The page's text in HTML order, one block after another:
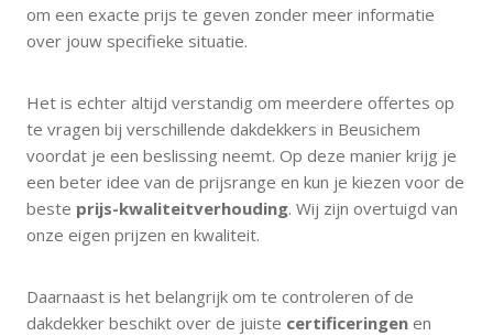
om een exacte prijs te geven zonder meer informatie
over jouw specifieke situatie.
Het is echter altijd verstandig om meerdere offertes op
te vragen bij verschillende dakdekkers in Beusichem
voordat je een beslissing neemt. Op deze manier krijg je
een beter idee van de prijsrange en kun je kiezen voor de
beste prijs-kwaliteitverhouding. Wij zijn overtuigd van
onze eigen prijzen en kwaliteit.
Daarnaast is het belangrijk om te controleren of de
dakdekker beschikt over de juiste certificeringen en